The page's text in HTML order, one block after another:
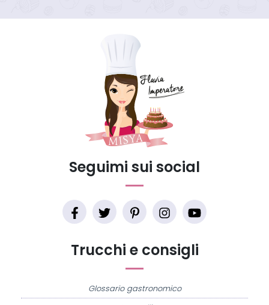
Trucchi e consigli
Glossario gastronomico
Seguimi sui social